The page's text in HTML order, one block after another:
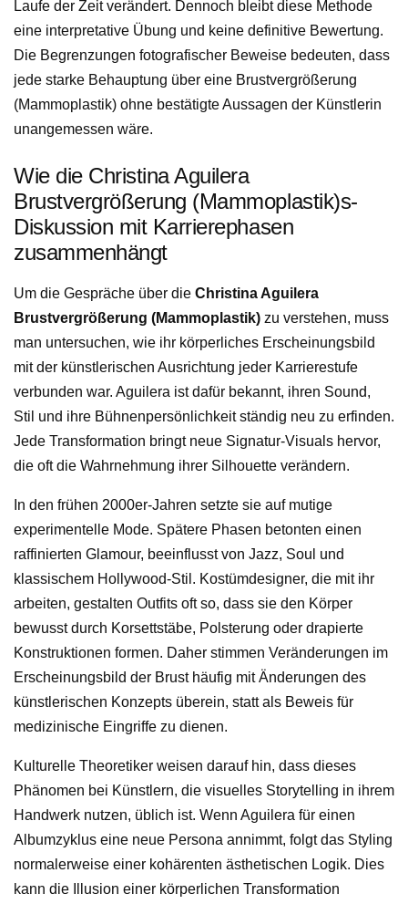
Laufe der Zeit verändert. Dennoch bleibt diese Methode
eine interpretative Übung und keine definitive Bewertung.
Die Begrenzungen fotografischer Beweise bedeuten, dass
jede starke Behauptung über eine Brustvergrößerung
(Mammoplastik) ohne bestätigte Aussagen der Künstlerin
unangemessen wäre.
Wie die Christina Aguilera
Brustvergrößerung (Mammoplastik)s-
Diskussion mit Karrierephasen
zusammenhängt
Um die Gespräche über die Christina Aguilera
Brustvergrößerung (Mammoplastik) zu verstehen, muss
man untersuchen, wie ihr körperliches Erscheinungsbild
mit der künstlerischen Ausrichtung jeder Karrierestufe
verbunden war. Aguilera ist dafür bekannt, ihren Sound,
Stil und ihre Bühnenpersönlichkeit ständig neu zu erfinden.
Jede Transformation bringt neue Signatur-Visuals hervor,
die oft die Wahrnehmung ihrer Silhouette verändern.
In den frühen 2000er-Jahren setzte sie auf mutige
experimentelle Mode. Spätere Phasen betonten einen
raffinierten Glamour, beeinflusst von Jazz, Soul und
klassischem Hollywood-Stil. Kostümdesigner, die mit ihr
arbeiten, gestalten Outfits oft so, dass sie den Körper
bewusst durch Korsettstäbe, Polsterung oder drapierte
Konstruktionen formen. Daher stimmen Veränderungen im
Erscheinungsbild der Brust häufig mit Änderungen des
künstlerischen Konzepts überein, statt als Beweis für
medizinische Eingriffe zu dienen.
Kulturelle Theoretiker weisen darauf hin, dass dieses
Phänomen bei Künstlern, die visuelles Storytelling in ihrem
Handwerk nutzen, üblich ist. Wenn Aguilera für einen
Albumzyklus eine neue Persona annimmt, folgt das Styling
normalerweise einer kohärenten ästhetischen Logik. Dies
kann die Illusion einer körperlichen Transformation